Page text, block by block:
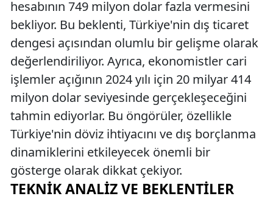
hesabının 749 milyon dolar fazla vermesini
bekliyor. Bu beklenti, Türkiye'nin dış ticaret
dengesi açısından olumlu bir gelişme olarak
değerlendiriliyor. Ayrıca, ekonomistler cari
işlemler açığının 2024 yılı için 20 milyar 414
milyon dolar seviyesinde gerçekleşeceğini
tahmin ediyorlar. Bu öngörüler, özellikle
Türkiye'nin döviz ihtiyacını ve dış borçlanma
dinamiklerini etkileyecek önemli bir
gösterge olarak dikkat çekiyor.
TEKNIK ANALIZ VE BEKLENTILER